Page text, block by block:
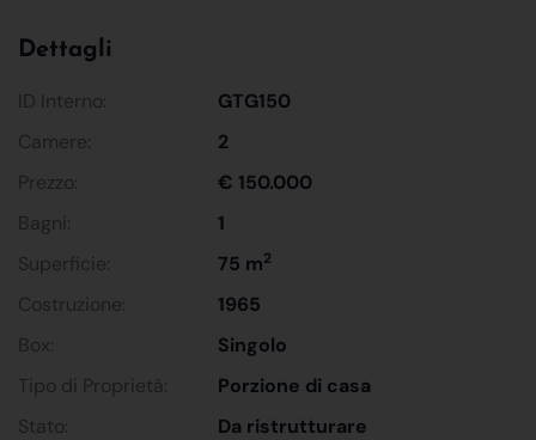
Dettagli
ID Interno:
GTG150
Camere:
2
Prezzo:
€ 150.000
Bagni:
1
Superficie:
75 m2
Costruzione:
1965
Box:
Singolo
Tipo di Proprietà:
Porzione di casa
Stato:
Da ristrutturare